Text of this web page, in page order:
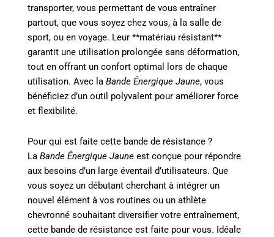
transporter, vous permettant de vous entraîner
partout, que vous soyez chez vous, à la salle de
sport, ou en voyage. Leur **matériau résistant**
garantit une utilisation prolongée sans déformation,
tout en offrant un confort optimal lors de chaque
utilisation. Avec la Bande Énergique Jaune, vous
bénéficiez d’un outil polyvalent pour améliorer force
et flexibilité.
Pour qui est faite cette bande de résistance ?
La Bande Énergique Jaune est conçue pour répondre
aux besoins d’un large éventail d’utilisateurs. Que
vous soyez un débutant cherchant à intégrer un
nouvel élément à vos routines ou un athlète
chevronné souhaitant diversifier votre entraînement,
cette bande de résistance est faite pour vous. Idéale